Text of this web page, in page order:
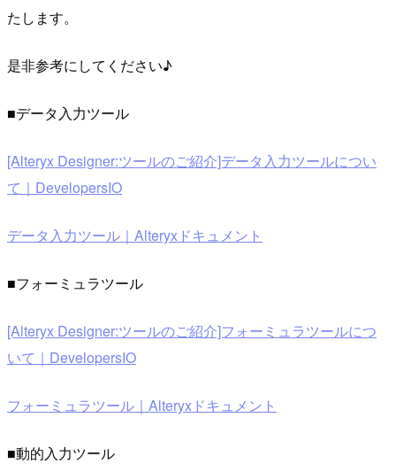
たします。
是非参考にしてください♪
■データ入力ツール
[Alteryx Designer:ツールのご紹介]データ入力ツールについ
て｜DevelopersIO
データ入力ツール｜Alteryxドキュメント
■フォーミュラツール
[Alteryx Designer:ツールのご紹介]フォーミュラツールにつ
いて｜DevelopersIO
フォーミュラツール｜Alteryxドキュメント
■動的入力ツール